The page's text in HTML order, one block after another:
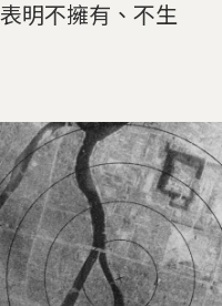
明不擁有、不生